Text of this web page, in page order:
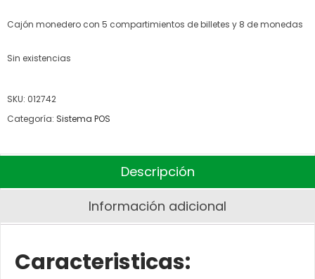
Cajón monedero con 5 compartimientos de billetes y 8 de monedas
Sin existencias
SKU: 012742
Categoría: Sistema POS
Descripción
Información adicional
Caracteristicas: